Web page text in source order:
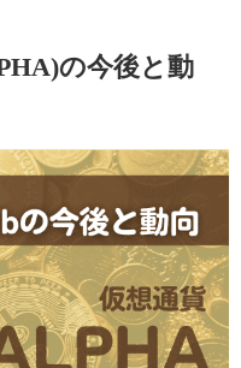
の今後と動